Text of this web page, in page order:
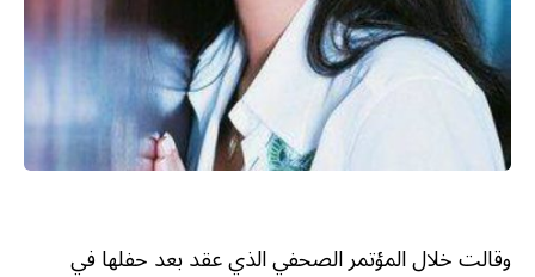
وقالت خلال المؤتمر الصحفي الذي عقد بعد حفلها في